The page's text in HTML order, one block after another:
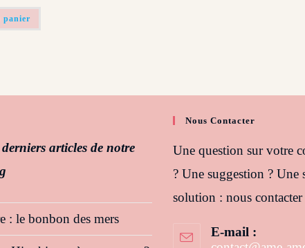
panier
derniers articles de notre
: le bonbon des mers
Nous Contacter
Une question sur votre
? Une suggestion ? Une
solution : nous contacter
E-mail :